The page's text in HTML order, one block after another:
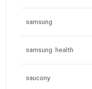
samsung
samsung health
saucony